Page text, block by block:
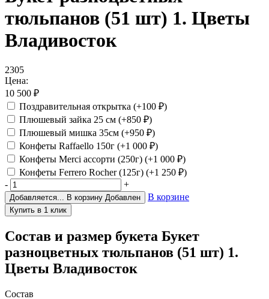
тюльпанов (51 шт) 1. Цветы
Владивосток
2305
Цена:
10 500 ₽
Поздравительная открытка (+100 ₽)
Плюшевый зайка 25 см (+850 ₽)
Плюшевый мишка 35см (+950 ₽)
Конфеты Raffaello 150г (+1 000 ₽)
Конфеты Merci ассорти (250г) (+1 000 ₽)
Конфеты Ferrero Rocher (125г) (+1 250 ₽)
-
+
Добавляется... В корзину Добавлен В корзине
Состав и размер букета Букет
разноцветных тюльпанов (51 шт) 1.
Цветы Владивосток
Состав